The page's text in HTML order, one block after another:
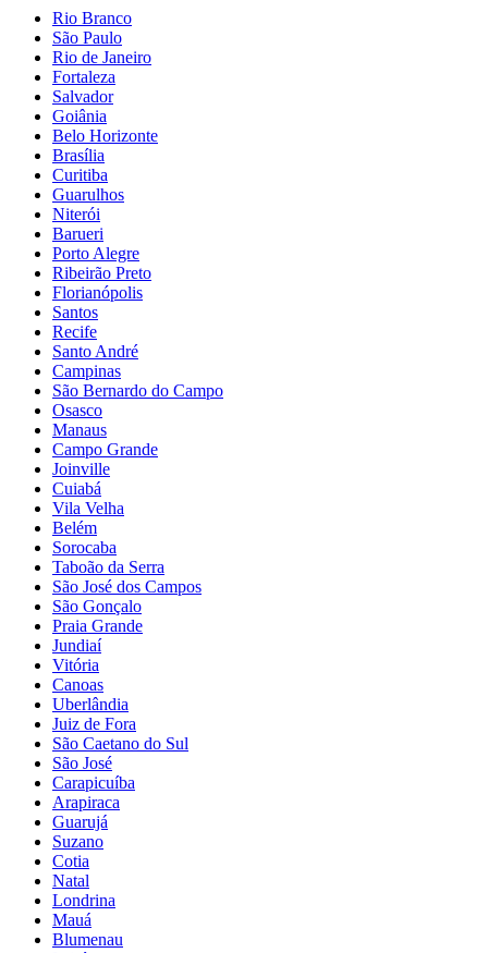
Rio Branco
São Paulo
Rio de Janeiro
Fortaleza
Salvador
Goiânia
Belo Horizonte
Brasília
Curitiba
Guarulhos
Niterói
Barueri
Porto Alegre
Ribeirão Preto
Florianópolis
Santos
Recife
Santo André
Campinas
São Bernardo do Campo
Osasco
Manaus
Campo Grande
Joinville
Cuiabá
Vila Velha
Belém
Sorocaba
Taboão da Serra
São José dos Campos
São Gonçalo
Praia Grande
Jundiaí
Vitória
Canoas
Uberlândia
Juiz de Fora
São Caetano do Sul
São José
Carapicuíba
Arapiraca
Guarujá
Suzano
Cotia
Natal
Londrina
Mauá
Blumenau